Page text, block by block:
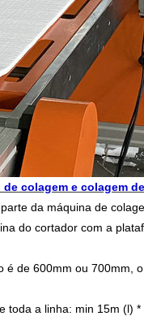
plástico
colagem e colagem
da máquina de
do cortador com a
é de 600mm ou 700mm,
toda a linha: min 15m (l) *